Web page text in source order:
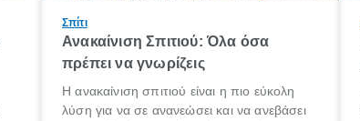
Σπίτι
Ανακαίνιση Σπιτιού: Όλα όσα
πρέπει να γνωρίζεις
Η ανακαίνιση σπιτιού είναι η πιο εύκολη
λύση για να σε ανανεώσει και να ανεβάσει